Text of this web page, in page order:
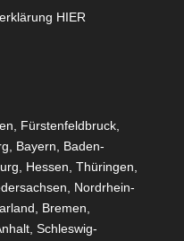
HIER
Fürstenfeldbruck,
Bayern, Baden-
Hessen, Thüringen,
Nordrhein-
Bremen,
Schleswig-